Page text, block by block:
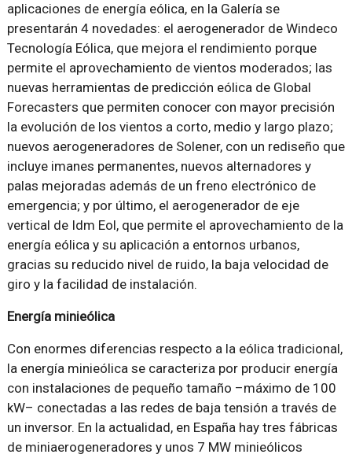
aplicaciones de energía eólica, en la Galería se
presentarán 4 novedades: el aerogenerador de Windeco
Tecnología Eólica, que mejora el rendimiento porque
permite el aprovechamiento de vientos moderados; las
nuevas herramientas de predicción eólica de Global
Forecasters que permiten conocer con mayor precisión
la evolución de los vientos a corto, medio y largo plazo;
nuevos aerogeneradores de Solener, con un rediseño que
incluye imanes permanentes, nuevos alternadores y
palas mejoradas además de un freno electrónico de
emergencia; y por último, el aerogenerador de eje
vertical de Idm Eol, que permite el aprovechamiento de la
energía eólica y su aplicación a entornos urbanos,
gracias su reducido nivel de ruido, la baja velocidad de
giro y la facilidad de instalación.
Energía minieólica
Con enormes diferencias respecto a la eólica tradicional,
la energía minieólica se caracteriza por producir energía
con instalaciones de pequeño tamaño –máximo de 100
kW– conectadas a las redes de baja tensión a través de
un inversor. En la actualidad, en España hay tres fábricas
de miniaerogeneradores y unos 7 MW minieólicos